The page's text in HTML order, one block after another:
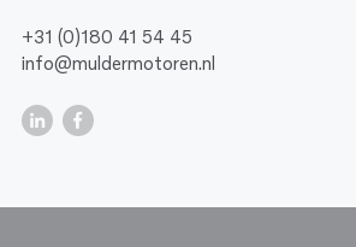
+31 (0)180 41 54 45
info@muldermotoren.nl